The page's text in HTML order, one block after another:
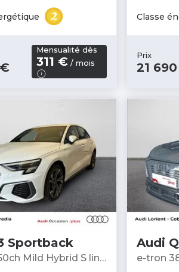
Mensualité dès
311 €/ mois
Classe
Prix
21
Sportback
Mild Hybrid S line
Audi
e-tron